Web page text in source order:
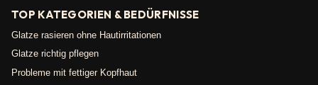
TOP KATEGORIEN & BEDÜRFNISSE
Glatze rasieren ohne Hautirritationen
Glatze richtig pflegen
Probleme mit fettiger Kopfhaut